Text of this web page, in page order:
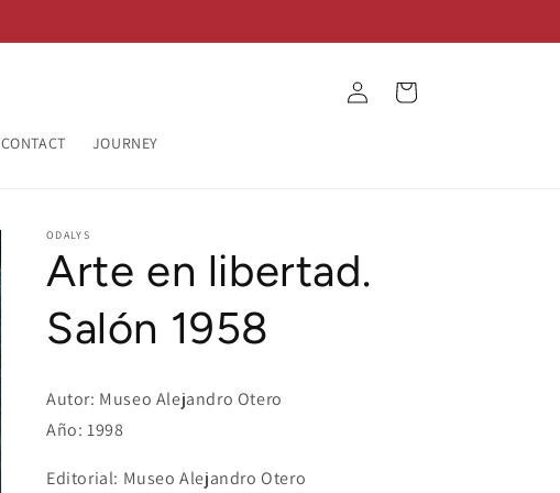
CONTACT JOURNEY
Log
in
Cart
ODALYS
Arte en libertad.
Salón 1958
Autor: Museo Alejandro Otero
Año: 1998
Editorial: Museo Alejandro Otero